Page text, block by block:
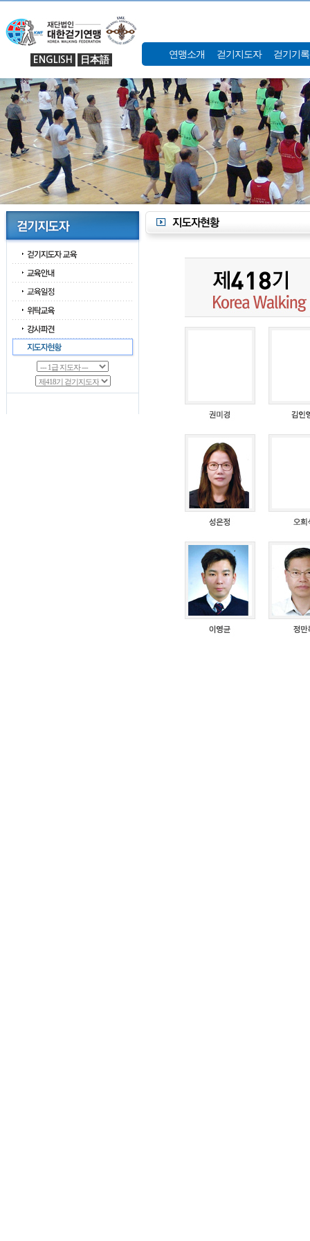
ENGLISH 日本語 연맹소개 걷기지도자 걷기기